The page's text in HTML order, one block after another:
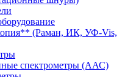
(Раман, ИК, УФ-Vis,
спектрометры (ААС)